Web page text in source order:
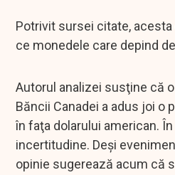
Potrivit sursei citate,
ce monedele care depind
Autorul analizei susţine că
Băncii Canadei a adus joi o
în faţa dolarului american.
incertitudine. Deşi
opinie sugerează acum că